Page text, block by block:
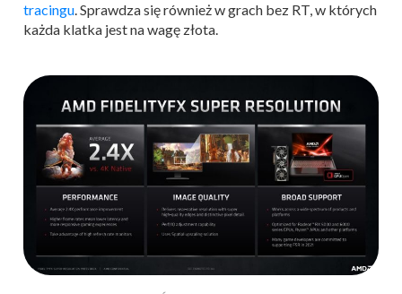
tracingu. Sprawdza się również w grach bez RT, w których
każda klatka jest na wagę złota.